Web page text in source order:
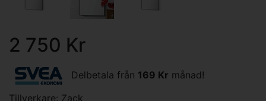
2 750 Kr
Delbetala från 169 Kr månad!
Tillverkare: Zack